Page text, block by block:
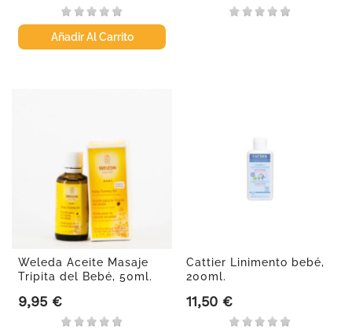
Añadir Al Carrito
Weleda Aceite Masaje
Tripita del Bebé, 50ml.
Precio
9,95 €
Cattier Linimento bebé,
200ml.
Precio
11,50 €